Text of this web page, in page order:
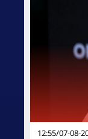
12:55/07-08-